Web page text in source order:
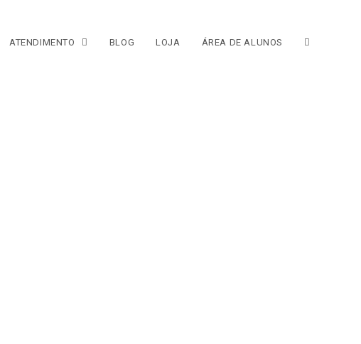
ATENDIMENTO BLOG LOJA ÁREA DE ALUNOS